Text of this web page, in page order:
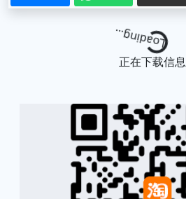
Loading...
正在下载信